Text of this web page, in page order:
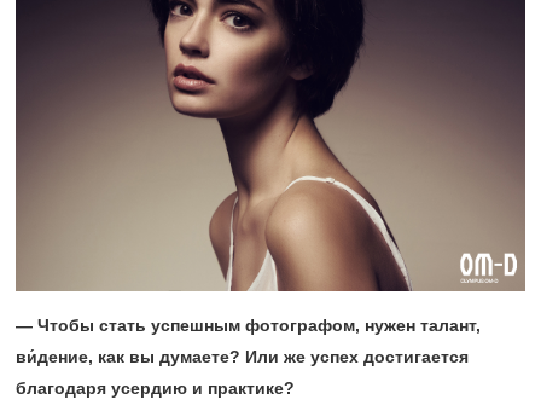
— Чтобы стать успешным фотографом, нужен талант,
ви́дение, как вы думаете? Или же успех достигается
благодаря усердию и практике?